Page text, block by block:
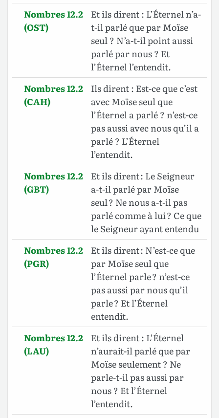
Nombres 12.2
(OST)
Et ils dirent : L’Éternel n’a-
t-il parlé que par Moïse
seul ? N’a-t-il point aussi
parlé par nous ? Et
l’Éternel l’entendit.
Nombres 12.2
(CAH)
Ils dirent : Est-ce que c’est
avec Moïse seul que
l’Éternel a parlé ? n’est-ce
pas aussi avec nous qu’il a
parlé ? L’Éternel
l’entendit.
Nombres 12.2
(GBT)
Et ils dirent : Le Seigneur
a-t-il parlé par Moïse
seul ? Ne nous a-t-il pas
parlé comme à lui ? Ce que
le Seigneur ayant entendu
Nombres 12.2
(PGR)
Et ils dirent : N’est-ce que
par Moïse seul que
l’Éternel parle ? n’est-ce
pas aussi par nous qu’il
parle ? Et l’Éternel
entendit.
Nombres 12.2
(LAU)
Et ils dirent : L’Éternel
n’aurait-il parlé que par
Moïse seulement ? Ne
parle-t-il pas aussi par
nous ? Et l’Éternel
l’entendit.